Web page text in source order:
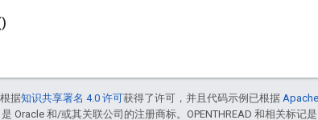
据知识共享署名 4.0 许可获得了许可，并且代码示例已根据
Oracle 和/或其关联公司的注册商标。OPENTHREAD 和相关标记